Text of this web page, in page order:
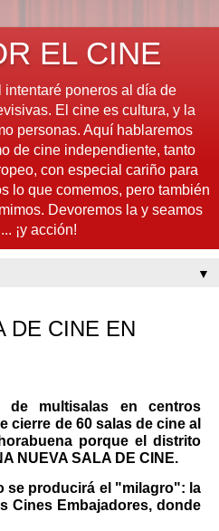
EL CINE
intentaré poneros al día de
El cine es cultura, y la
personas. Aquí hablaremos
de cine independiente, tanto
con especial cariño para
lo que comemos, pero también
Devoremos la y seamos
¡y acción!
▼
DE CINE EN
de multisalas en centros
cierre de 60 salas de cine al
porque el distrito
NUEVA SALA DE CINE.
se producirá el "milagro": la
Cines Embajadores, donde